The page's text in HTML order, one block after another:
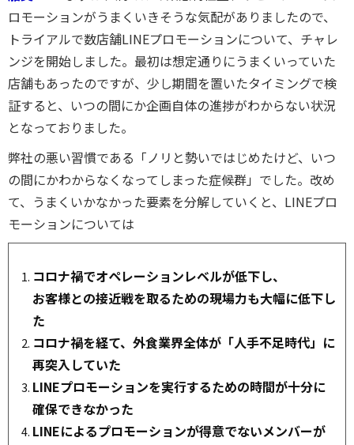
ロモーションがうまくいきそうな気配がありましたので、
トライアルで数店舗LINEプロモーションについて、チャレ
ンジを開始しました。最初は想定通りにうまくいっていた
店舗もあったのですが、少し期間を置いたタイミングで検
証すると、いつの間にか企画自体の進捗がわからない状況
となっておりました。
弊社の悪い習慣である「ノリと勢いではじめたけど、いつ
の間にかわからなくなってしまった症候群」でした。改め
て、うまくいかなかった要素を分解していくと、LINEプロ
モーションについては
コロナ禍でオペレーションレベルが低下し、
お客様との接近戦を取るための現場力も大幅に低下し
た
コロナ禍を経て、外食業界全体が「人手不足時代」に
再突入していた
LINEプロモーションを実行するための時間が十分に
確保できなかった
LINEによるプロモーションが得意でないメンバーが